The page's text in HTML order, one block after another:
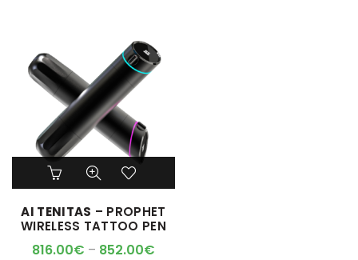
Ce
produit
plusieurs
variations.
Les
AI TENITAS – PROPHET
WIRELESS TATTOO PEN
816.00€ – 852.00€